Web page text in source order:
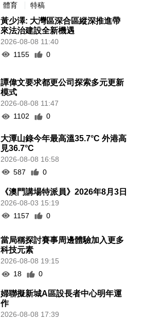
體育 特稿
黃少澤: 大灣區深合區縱深推進帶
來法治建設全新機遇
2026-08-08 11:40
1155
0
譚偉文要求都更公司探索多元更新
模式
2026-08-08 11:47
1102
0
大潭山錄今年最高溫35.7°C 外港高
見36.7°C
2026-08-08 16:58
587
0
《澳門講場特派員》2026年8月3日
2026-08-03 15:19
1157
0
當局稱探討賽事周邊體驗加入更多
科技元素
2026-08-08 19:15
18
0
婦聯擬新城A區設長者中心明年運
作
2026-08-08 17:39